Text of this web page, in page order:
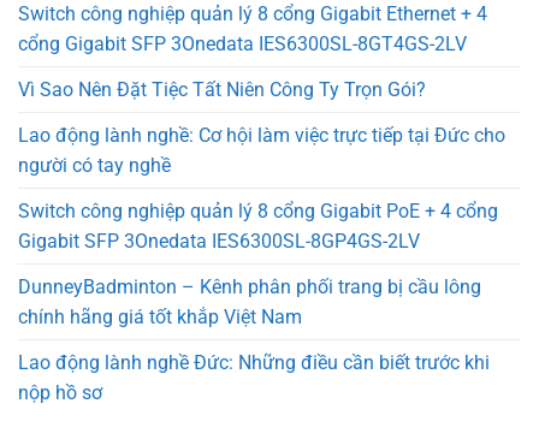
Switch công nghiệp quản lý 8 cổng Gigabit Ethernet + 4
cổng Gigabit SFP 3Onedata IES6300SL-8GT4GS-2LV
Vì Sao Nên Đặt Tiệc Tất Niên Công Ty Trọn Gói?
Lao động lành nghề: Cơ hội làm việc trực tiếp tại Đức cho
người có tay nghề
Switch công nghiệp quản lý 8 cổng Gigabit PoE + 4 cổng
Gigabit SFP 3Onedata IES6300SL-8GP4GS-2LV
DunneyBadminton – Kênh phân phối trang bị cầu lông
chính hãng giá tốt khắp Việt Nam
Lao động lành nghề Đức: Những điều cần biết trước khi
nộp hồ sơ